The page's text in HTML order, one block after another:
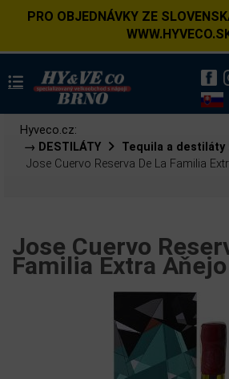
PRO OBJEDNÁVKY ZE
Hyveco.cz:
→ DESTILÁTY
Tequila a destiláty
Jose Cuervo Reserva De La Familia
Jose Cuervo
Familia Extra